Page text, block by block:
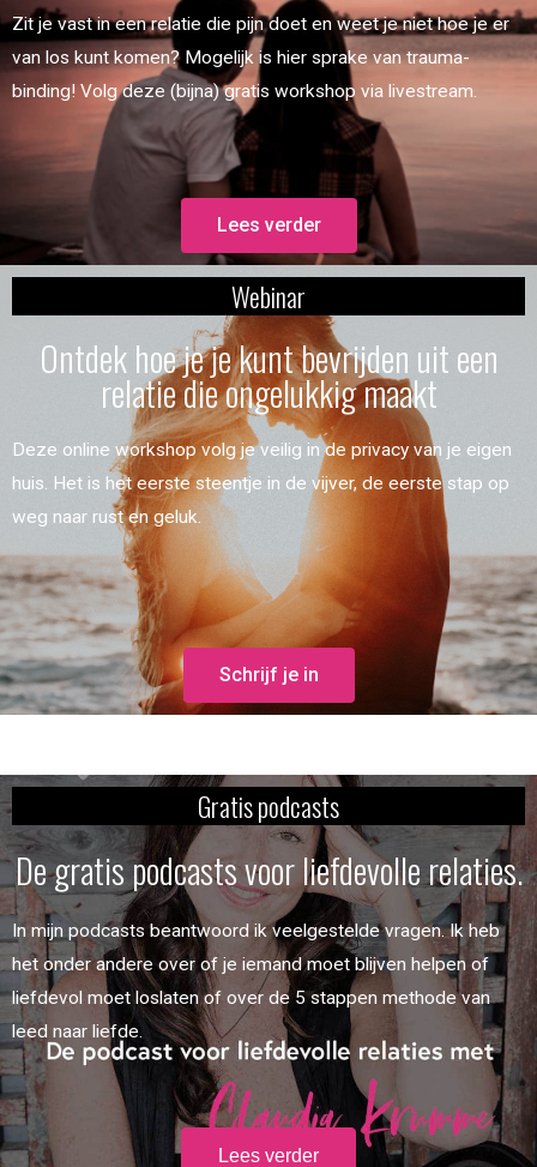
Zit je vast in een relatie die pijn doet en weet je niet hoe je er
van los kunt komen? Mogelijk is hier sprake van trauma-
binding! Volg deze (bijna) gratis workshop via livestream.
Lees verder
Webinar
Ontdek hoe je je kunt bevrijden uit een
relatie die ongelukkig maakt
Deze online workshop volg je veilig in de privacy van je eigen
huis. Het is het eerste steentje in de vijver, de eerste stap op
weg naar rust en geluk.
Schrijf je in
Gratis podcasts
De gratis podcasts voor liefdevolle relaties.
In mijn podcasts beantwoord ik veelgestelde vragen. Ik heb
het onder andere over of je iemand moet blijven helpen of
liefdevol moet loslaten of over de 5 stappen methode van
leed naar liefde.
Lees verder